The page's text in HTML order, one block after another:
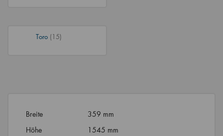
Toro (15)
Breite
359 mm
Höhe
1545 mm